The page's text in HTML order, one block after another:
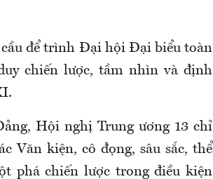
cầu để trình Đại hội Đại biểu toàn
chiến lược, tầm nhìn và định
Hội nghị Trung ương 13 chỉ
Văn kiện, cô đọng, sâu sắc, thể
phá chiến lược trong điều kiện